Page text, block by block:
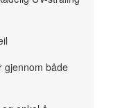
gjennom både